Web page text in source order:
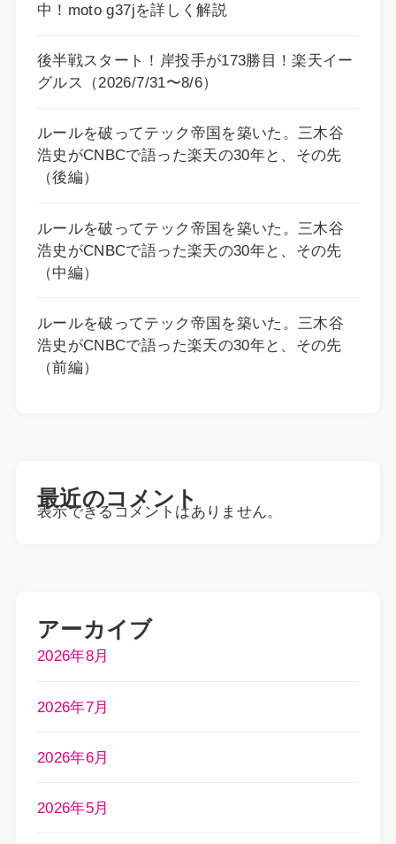
中！moto g37jを詳しく解説
後半戦スタート！岸投手が173勝目！楽天イー
グルス（2026/7/31〜8/6）
ルールを破ってテック帝国を築いた。三木谷
浩史がCNBCで語った楽天の30年と、その先
（後編）
ルールを破ってテック帝国を築いた。三木谷
浩史がCNBCで語った楽天の30年と、その先
（中編）
ルールを破ってテック帝国を築いた。三木谷
浩史がCNBCで語った楽天の30年と、その先
（前編）
最近のコメント
表示できるコメントはありません。
アーカイブ
2026年8月
2026年7月
2026年6月
2026年5月